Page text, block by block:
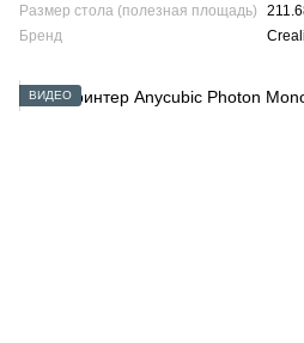
Размер стола (полезная площадь)
Бренд
ВИДЕО